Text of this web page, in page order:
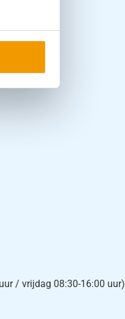
/ vrijdag 08:30-16:00 uur)